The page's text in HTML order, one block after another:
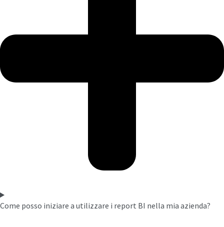
Come posso iniziare a utilizzare i report BI nella mia azienda?